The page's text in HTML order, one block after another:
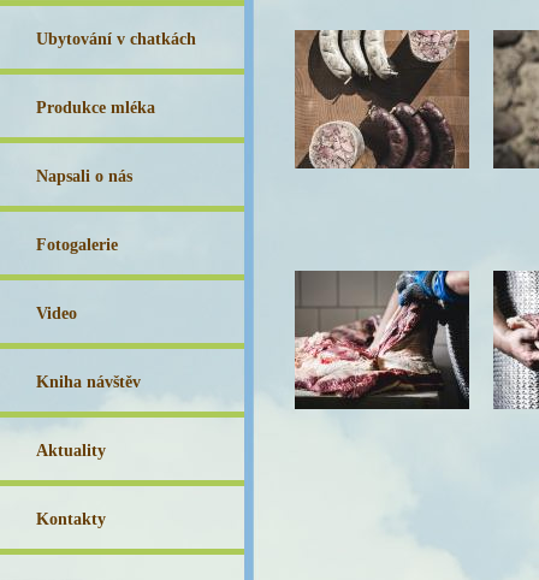
Ubytování v chatkách
Produkce mléka
Napsali o nás
Fotogalerie
Video
Kniha návštěv
Aktuality
Kontakty